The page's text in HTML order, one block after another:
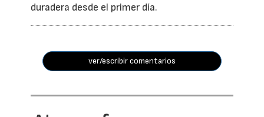
duradera desde el primer día.
ver/escribir comentarios